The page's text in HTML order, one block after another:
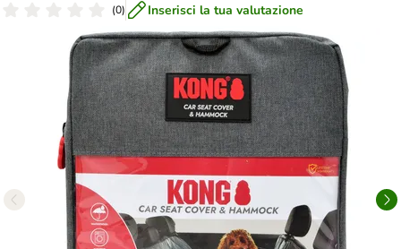
(0) Inserisci la tua valutazione